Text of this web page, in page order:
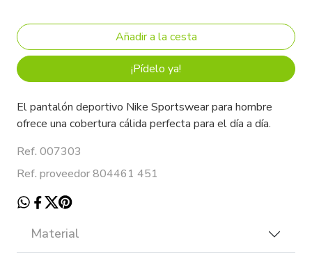
¡Pídelo ya!
El pantalón deportivo Nike Sportswear para hombre
ofrece una cobertura cálida perfecta para el día a día.
Ref. 007303
Ref. proveedor 804461 451
Material